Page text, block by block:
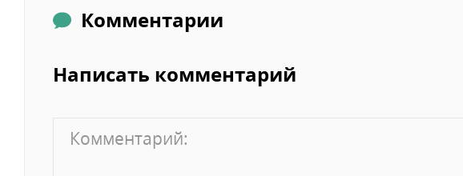
Комментарии
Написать комментарий